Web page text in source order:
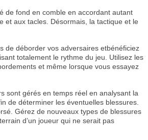
de fond en comble en accordant autant
et aux tacles. Désormais, la tactique et le
de déborder vos adversaires etbénéficiez
totalement le rythme du jeu. Utilisez les
et même lorsque vous essayez
sont gérés en temps réel en analysant la
de déterminer les éventuelles blessures.
Gérez de nouveaux types de blessures
d’un joueur qui ne serait pas